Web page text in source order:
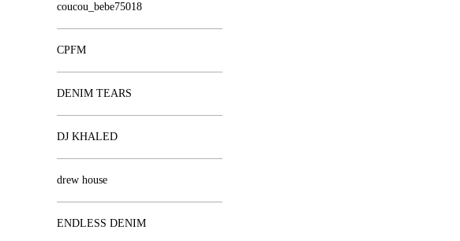
coucou_bebe75018
CPFM
DENIM TEARS
DJ KHALED
drew house
ENDLESS DENIM